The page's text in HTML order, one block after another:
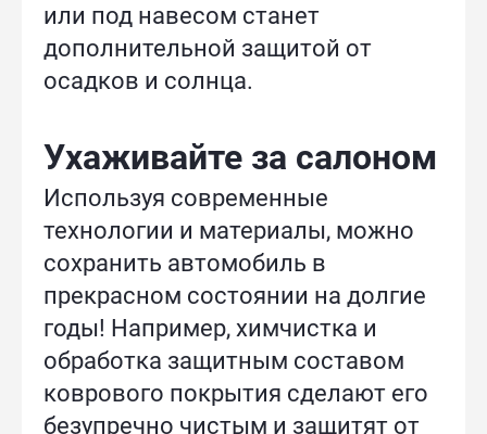
или под навесом станет
дополнительной защитой от
осадков и солнца.
Ухаживайте за салоном
Используя современные
технологии и материалы, можно
сохранить автомобиль в
прекрасном состоянии на долгие
годы! Например, химчистка и
обработка защитным составом
коврового покрытия сделают его
безупречно чистым и защитят от